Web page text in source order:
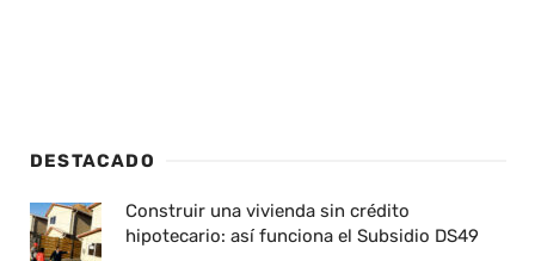
DESTACADO
Construir una vivienda sin crédito
hipotecario: así funciona el Subsidio DS49